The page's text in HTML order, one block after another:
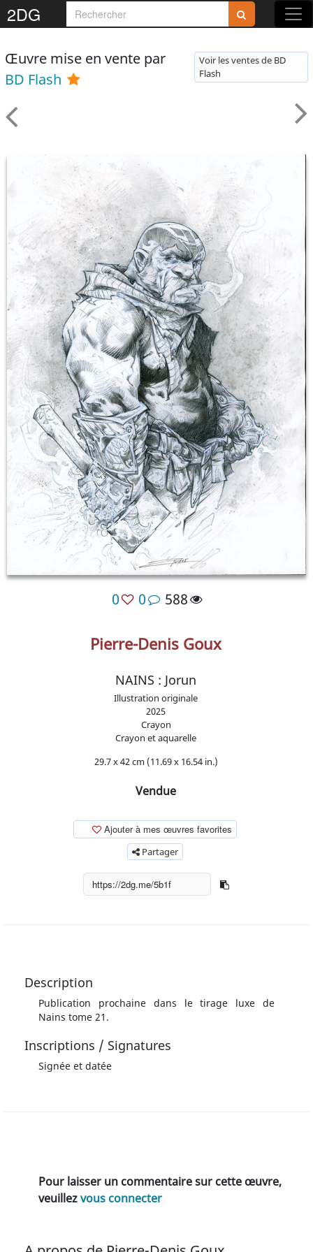
2DG
Œuvre mise en vente par
BD Flash
Voir les ventes de BD
Flash
0 0 588
Pierre-Denis Goux
NAINS : Jorun
Illustration originale
2025
Crayon
Crayon et aquarelle
29.7 x 42 cm (11.69 x 16.54 in.)
Vendue
Ajouter à mes œuvres favorites
Partager
Description
Publication prochaine dans le tirage luxe de
Nains tome 21.
Inscriptions / Signatures
Signée et datée
Pour laisser un commentaire sur cette œuvre,
veuillezvous connecter